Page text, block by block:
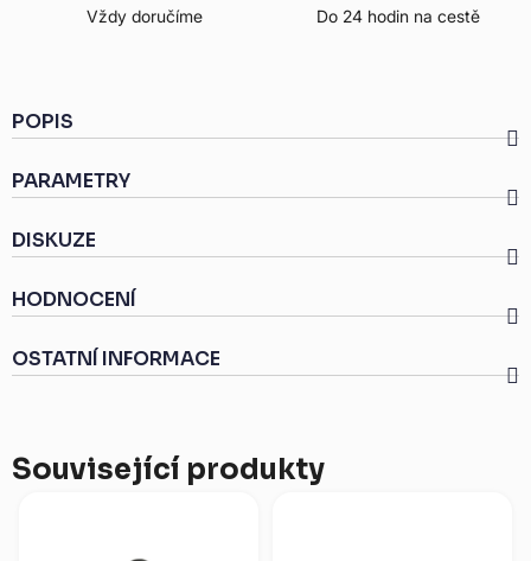
Vždy doručíme Do 24 hodin na cestě
POPIS
PARAMETRY
DISKUZE
HODNOCENÍ
OSTATNÍ INFORMACE
Související produkty